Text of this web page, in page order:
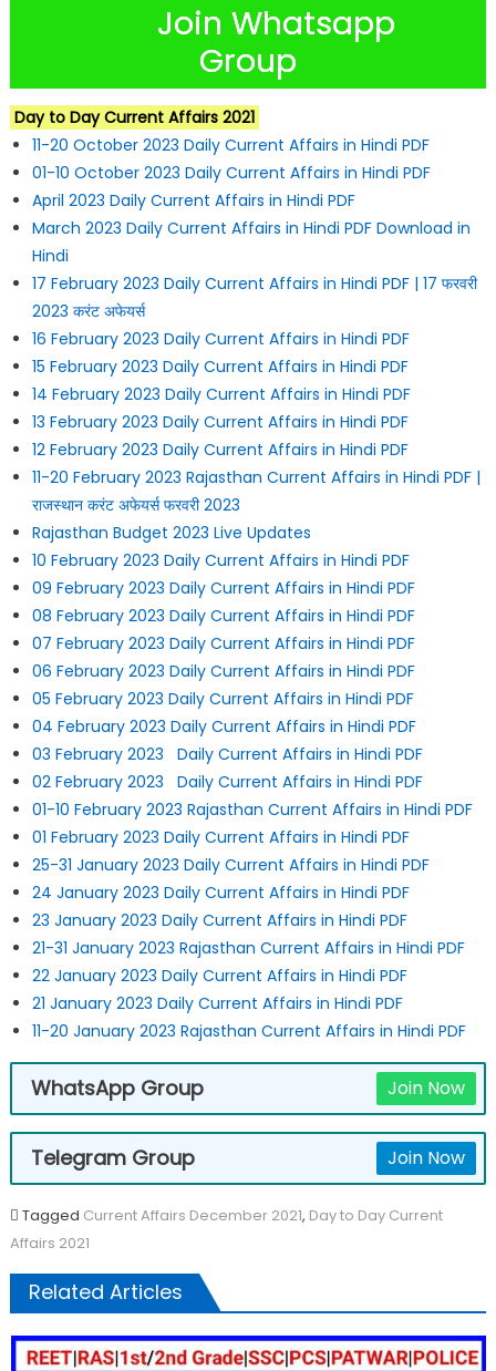
Join Whatsapp
Group
Day to Day Current Affairs 2021
11-20 October 2023 Daily Current Affairs in Hindi PDF
01-10 October 2023 Daily Current Affairs in Hindi PDF
April 2023 Daily Current Affairs in Hindi PDF
March 2023 Daily Current Affairs in Hindi PDF Download in
Hindi
17 February 2023 Daily Current Affairs in Hindi PDF | 17 फरवरी
2023 करंट अफेयर्स
16 February 2023 Daily Current Affairs in Hindi PDF
15 February 2023 Daily Current Affairs in Hindi PDF
14 February 2023 Daily Current Affairs in Hindi PDF
13 February 2023 Daily Current Affairs in Hindi PDF
12 February 2023 Daily Current Affairs in Hindi PDF
11-20 February 2023 Rajasthan Current Affairs in Hindi PDF |
राजस्थान करंट अफेयर्स फरवरी 2023
Rajasthan Budget 2023 Live Updates
10 February 2023 Daily Current Affairs in Hindi PDF
09 February 2023 Daily Current Affairs in Hindi PDF
08 February 2023 Daily Current Affairs in Hindi PDF
07 February 2023 Daily Current Affairs in Hindi PDF
06 February 2023 Daily Current Affairs in Hindi PDF
05 February 2023 Daily Current Affairs in Hindi PDF
04 February 2023 Daily Current Affairs in Hindi PDF
03 February 2023 Daily Current Affairs in Hindi PDF
02 February 2023 Daily Current Affairs in Hindi PDF
01-10 February 2023 Rajasthan Current Affairs in Hindi PDF
01 February 2023 Daily Current Affairs in Hindi PDF
25-31 January 2023 Daily Current Affairs in Hindi PDF
24 January 2023 Daily Current Affairs in Hindi PDF
23 January 2023 Daily Current Affairs in Hindi PDF
21-31 January 2023 Rajasthan Current Affairs in Hindi PDF
22 January 2023 Daily Current Affairs in Hindi PDF
21 January 2023 Daily Current Affairs in Hindi PDF
11-20 January 2023 Rajasthan Current Affairs in Hindi PDF
WhatsApp Group Join Now
Telegram Group Join Now
Tagged Current Affairs December 2021, Day to Day Current
Affairs 2021
Related Articles